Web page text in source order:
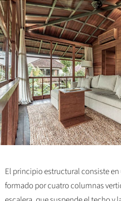
El principio estructural consiste
formado por cuatro columnas